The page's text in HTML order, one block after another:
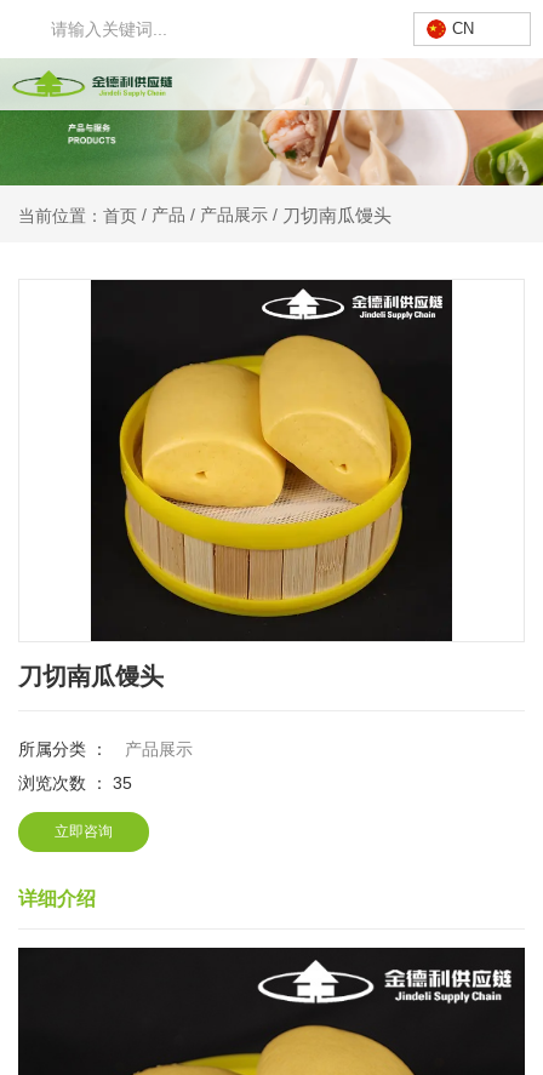
CN
当前位置：首页 / 产品 / 产品展示 / 刀切南瓜馒头
刀切南瓜馒头
所属分类 ：
产品展示
浏览次数 ： 35
立即咨询
详细介绍